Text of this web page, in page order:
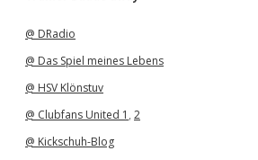
@ DRadio
@ Das Spiel meines Lebens
@ HSV Klönstuv
@ Clubfans United 1 , 2
@ Kickschuh-Blog